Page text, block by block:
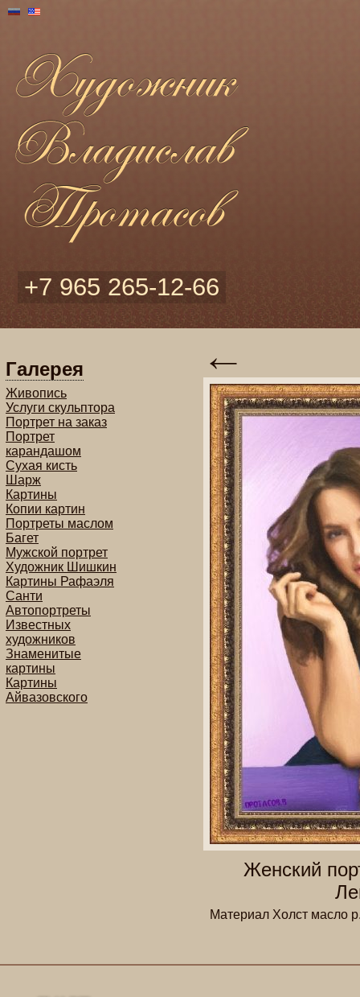
+7 965 265-12-66
Галерея
Живопись
Услуги скульптора
Портрет на заказ
Портрет
карандашом
Сухая кисть
Шарж
Картины
Копии картин
Портреты маслом
Багет
Мужской портрет
Художник Шишкин
Картины Рафаэля
Санти
Автопортреты
Известных
художников
Знаменитые
картины
Картины
Айвазовского
Женский
Материал Холст масло